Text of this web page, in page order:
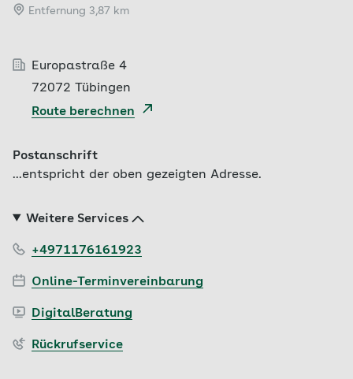
Entfernung 3,87 km
Europastraße 4
72072 Tübingen
Route berechnen
Postanschrift
...entspricht der oben gezeigten Adresse.
Weitere Services
+4971176161923
Online-Terminvereinbarung
DigitalBeratung
Rückrufservice